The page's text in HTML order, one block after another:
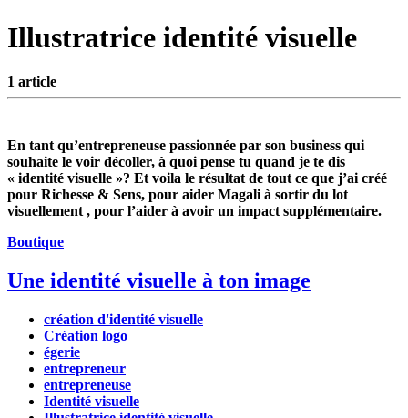
Illustratrice identité visuelle
1 article
En tant qu’entrepreneuse passionnée par son business qui
souhaite le voir décoller, à quoi pense tu quand je te dis
« identité visuelle »? Et voila le résultat de tout ce que j’ai créé
pour Richesse & Sens, pour aider Magali à sortir du lot
visuellement , pour l’aider à avoir un impact supplémentaire.
Boutique
Une identité visuelle à ton image
création d'identité visuelle
Création logo
égerie
entrepreneur
entrepreneuse
Identité visuelle